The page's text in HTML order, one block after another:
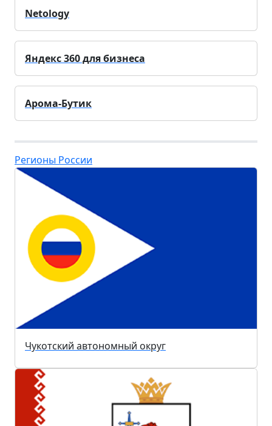
Netology
Яндекс 360 для бизнеса
Арома-Бутик
Регионы России
Чукотский автономный округ